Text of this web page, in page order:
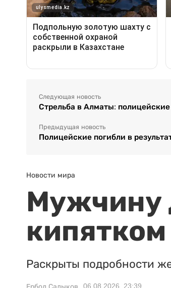
Следующая новость
Стрельба в Алматы:
Предыдущая новость
Полицейские погибли в
Новости мира
Мужчину
Раскрыты подробности
Ербол Садыков 06.08.2026, 23:39